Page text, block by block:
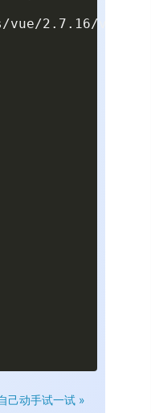
2.7.16/
己动手试一试 »